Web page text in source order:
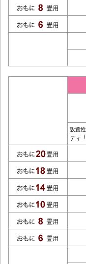
設置
ディ